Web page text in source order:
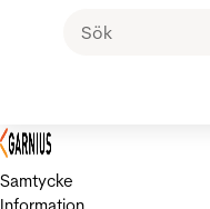
Samtycke